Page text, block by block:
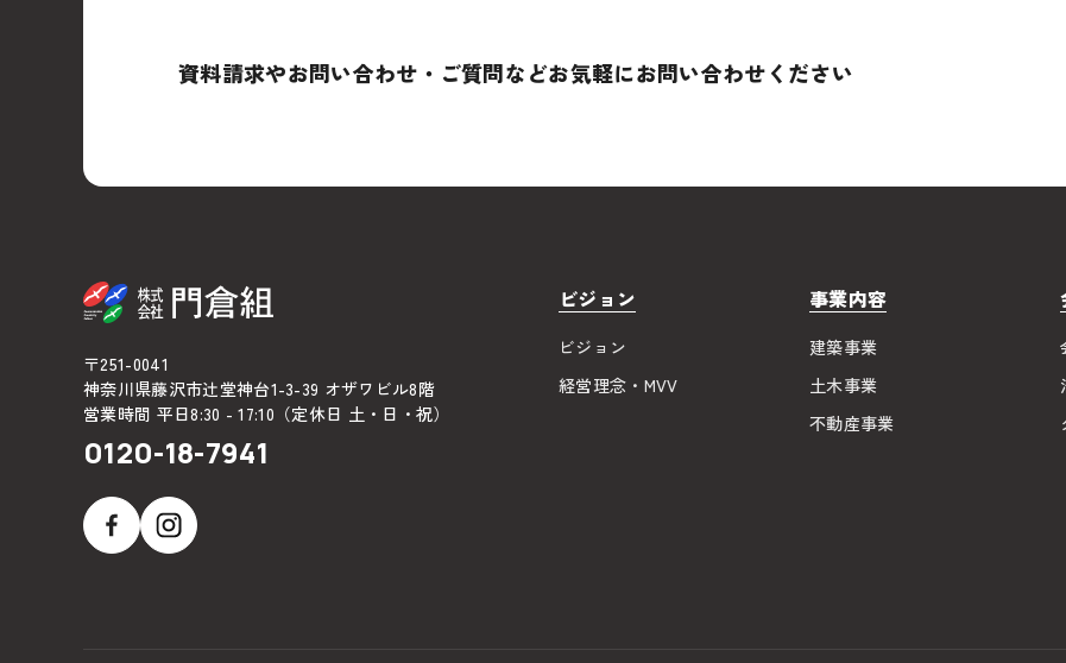
資料請求やお問い合わせ・ご質問などお気軽にお問い合わせください
〒251-0041
神奈川県藤沢市辻堂神台1-3-39 オザワビル8階
営業時間 平日8:30 - 17:10（定休日 土・日・祝）
0120-18-7941
ビジョン
ビジョン
経営理念・MVV
事業内容
建築事業
土木事業
不動産事業